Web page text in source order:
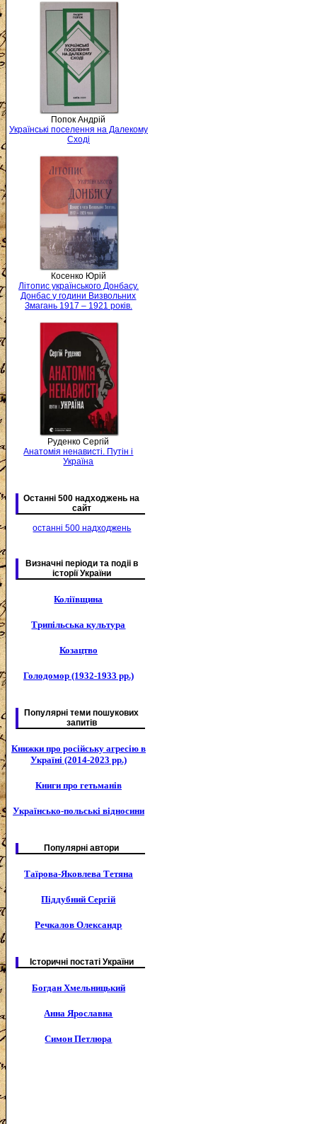
Попок Андрій
Українські поселення на Далекому
Сході
Косенко Юрій
Літопис українського Донбасу.
Донбас у години Визвольних
Змагань 1917 – 1921 років.
Руденко Сергій
Анатомія ненависті. Путін і
Україна
Останні 500 надходжень на
сайт
останні 500 надходжень
Визначні періоди та подіі в
історії України
Коліївщина
Трипільська культура
Козацтво
Голодомор (1932-1933 рр.)
Популярні теми пошукових
запитів
Книжки про російську агресію в
Україні (2014-2023 рр.)
Книги про гетьманів
Українсько-польські відносини
Популярні автори
Таїрова-Яковлева Тетяна
Піддубний Сергій
Речкалов Олександр
Історичні постаті України
Богдан Хмельницький
Анна Ярославна
Симон Петлюра